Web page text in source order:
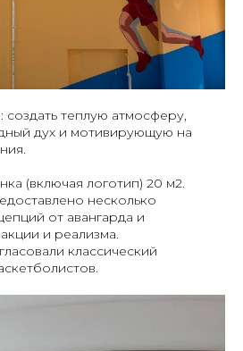
создать теплую атмосферу,
дух и мотивирующую на
(включая логотип) 20 м2.
несколько
от авангарда и
и реализма.
классический